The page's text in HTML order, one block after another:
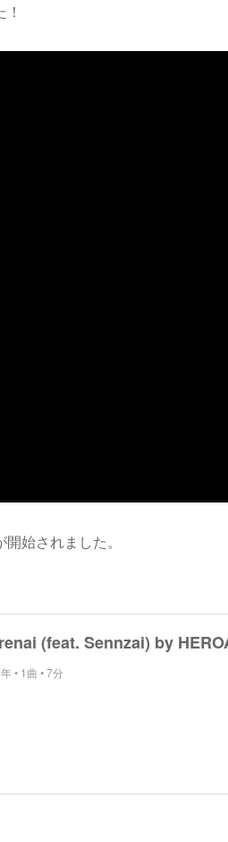
始されました。
(feat. Sennzai) by
• 1曲 • 7分